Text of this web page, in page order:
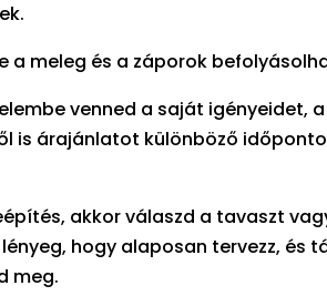
meleg és a záporok
venned a saját igényeidet,
is árajánlatot különböző
akkor válaszd a tavaszt
hogy alaposan tervezz, és
meg.